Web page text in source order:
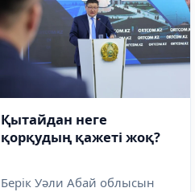
Қытайдан неге
қорқудың қажеті жоқ?
Берік Уәли Абай облысын